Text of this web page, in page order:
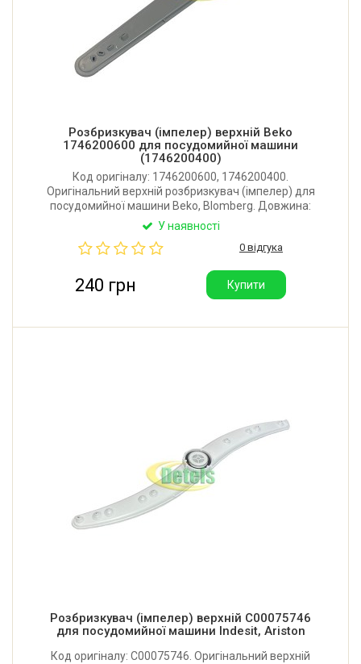
Розбризкувач (імпелер) верхній Beko
1746200600 для посудомийної машини
(1746200400)
Код оригіналу: 1746200600, 1746200400.
Оригінальний верхній розбризкувач (імпелер) для
посудомийної машини Beko, Blomberg. Довжина:
450 мм. Виробник: Туреччина.
У наявності
0 відгука
240 грн Купити
Розбризкувач (імпелер) верхній C00075746
для посудомийної машини Indesit, Ariston
Код оригіналу: C00075746. Оригінальний верхній